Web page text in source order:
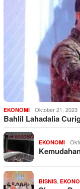
EKONOMI Oktober 21, 2023
Bahlil Lahadalia
EKONOMI
BISNIS,